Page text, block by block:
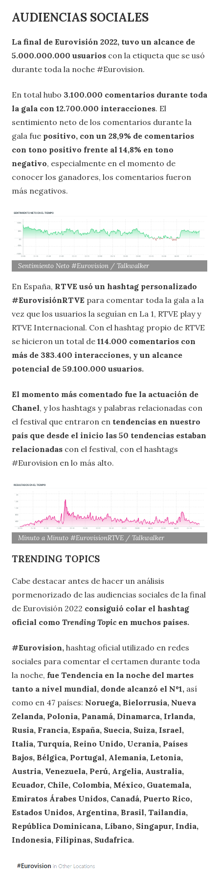
AUDIENCIAS SOCIALES
La final de Eurovisión 2022, tuvo un alcance de
5.000.000.000 usuarios con la etiqueta que se usó
durante toda la noche #Eurovision.
En total hubo 3.100.000 comentarios durante toda
la gala con 12.700.000 interacciones. El
sentimiento neto de los comentarios durante la
gala fue positivo, con un 28,9% de comentarios
con tono positivo frente al 14,8% en tono
negativo, especialmente en el momento de
conocer los ganadores, los comentarios fueron
más negativos.
Sentimiento Neto #Eurovision / Talkwalker
En España, RTVE usó un hashtag personalizado
#EurovisiónRTVE para comentar toda la gala a la
vez que los usuarios la seguían en La 1, RTVE play y
RTVE Internacional. Con el hashtag propio de RTVE
se hicieron un total de 114.000 comentarios con
más de 383.400 interacciones, y un alcance
potencial de 59.100.000 usuarios.
El momento más comentado fue la actuación de
Chanel, y los hashtags y palabras relacionadas con
el festival que entraron en tendencias en nuestro
país que desde el inicio las 50 tendencias estaban
relacionadas con el festival, con el hashtags
#Eurovision en lo más alto.
Minuto a Minuto #EurovisionRTVE / Talkwalker
TRENDING TOPICS
Cabe destacar antes de hacer un análisis
pormenorizado de las audiencias sociales de la final
de Eurovisión 2022 consiguió colar el hashtag
oficial como Trending Topic en muchos países.
#Eurovision, hashtag oficial utilizado en redes
sociales para comentar el certamen durante toda
la noche, fue Tendencia en la noche del martes
tanto a nivel mundial, donde alcanzó el Nº1, así
como en 47 países: Noruega, Bielorrusia, Nueva
Zelanda, Polonia, Panamá, Dinamarca, Irlanda,
Rusia, Francia, España, Suecia, Suiza, Israel,
Italia, Turquía, Reino Unido, Ucrania, Países
Bajos, Bélgica, Portugal, Alemania, Letonia,
Austria, Venezuela, Perú, Argelia, Australia,
Ecuador, Chile, Colombia, México, Guatemala,
Emiratos Árabes Unidos, Canadá, Puerto Rico,
Estados Unidos, Argentina, Brasil, Tailandia,
República Dominicana, Líbano, Singapur, India,
Indonesia, Filipinas, Sudafrica.